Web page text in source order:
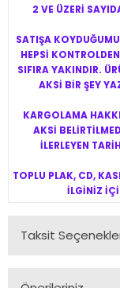
2 VE ÜZERİ
SATIŞA
HEPSİ
SIFIRA YAKINDIR.
AKSİ BİR ŞEY
KARGOLAMA
AKSİ
İLERLEYEN
TOPLU PLAK, CD,
İLGİNİZ
Taksit